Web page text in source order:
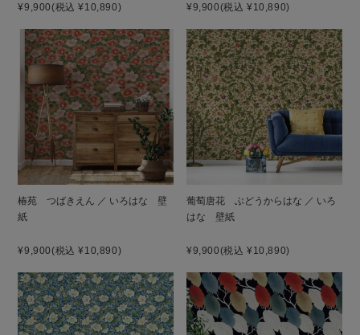
¥9,900(税込 ¥10,890) ¥9,900(税込 ¥10,890)
椿苑 つばきえん ／ いろはな 壁
紙
¥9,900(税込 ¥10,890)
葡萄唐花 ぶどうからはな ／ いろ
はな 壁紙
¥9,900(税込 ¥10,890)